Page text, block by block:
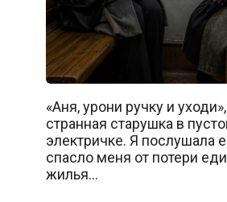
«Аня, урони ручку и
странная старушка в
электричке. Я послушала
спасло меня от потери
жилья…